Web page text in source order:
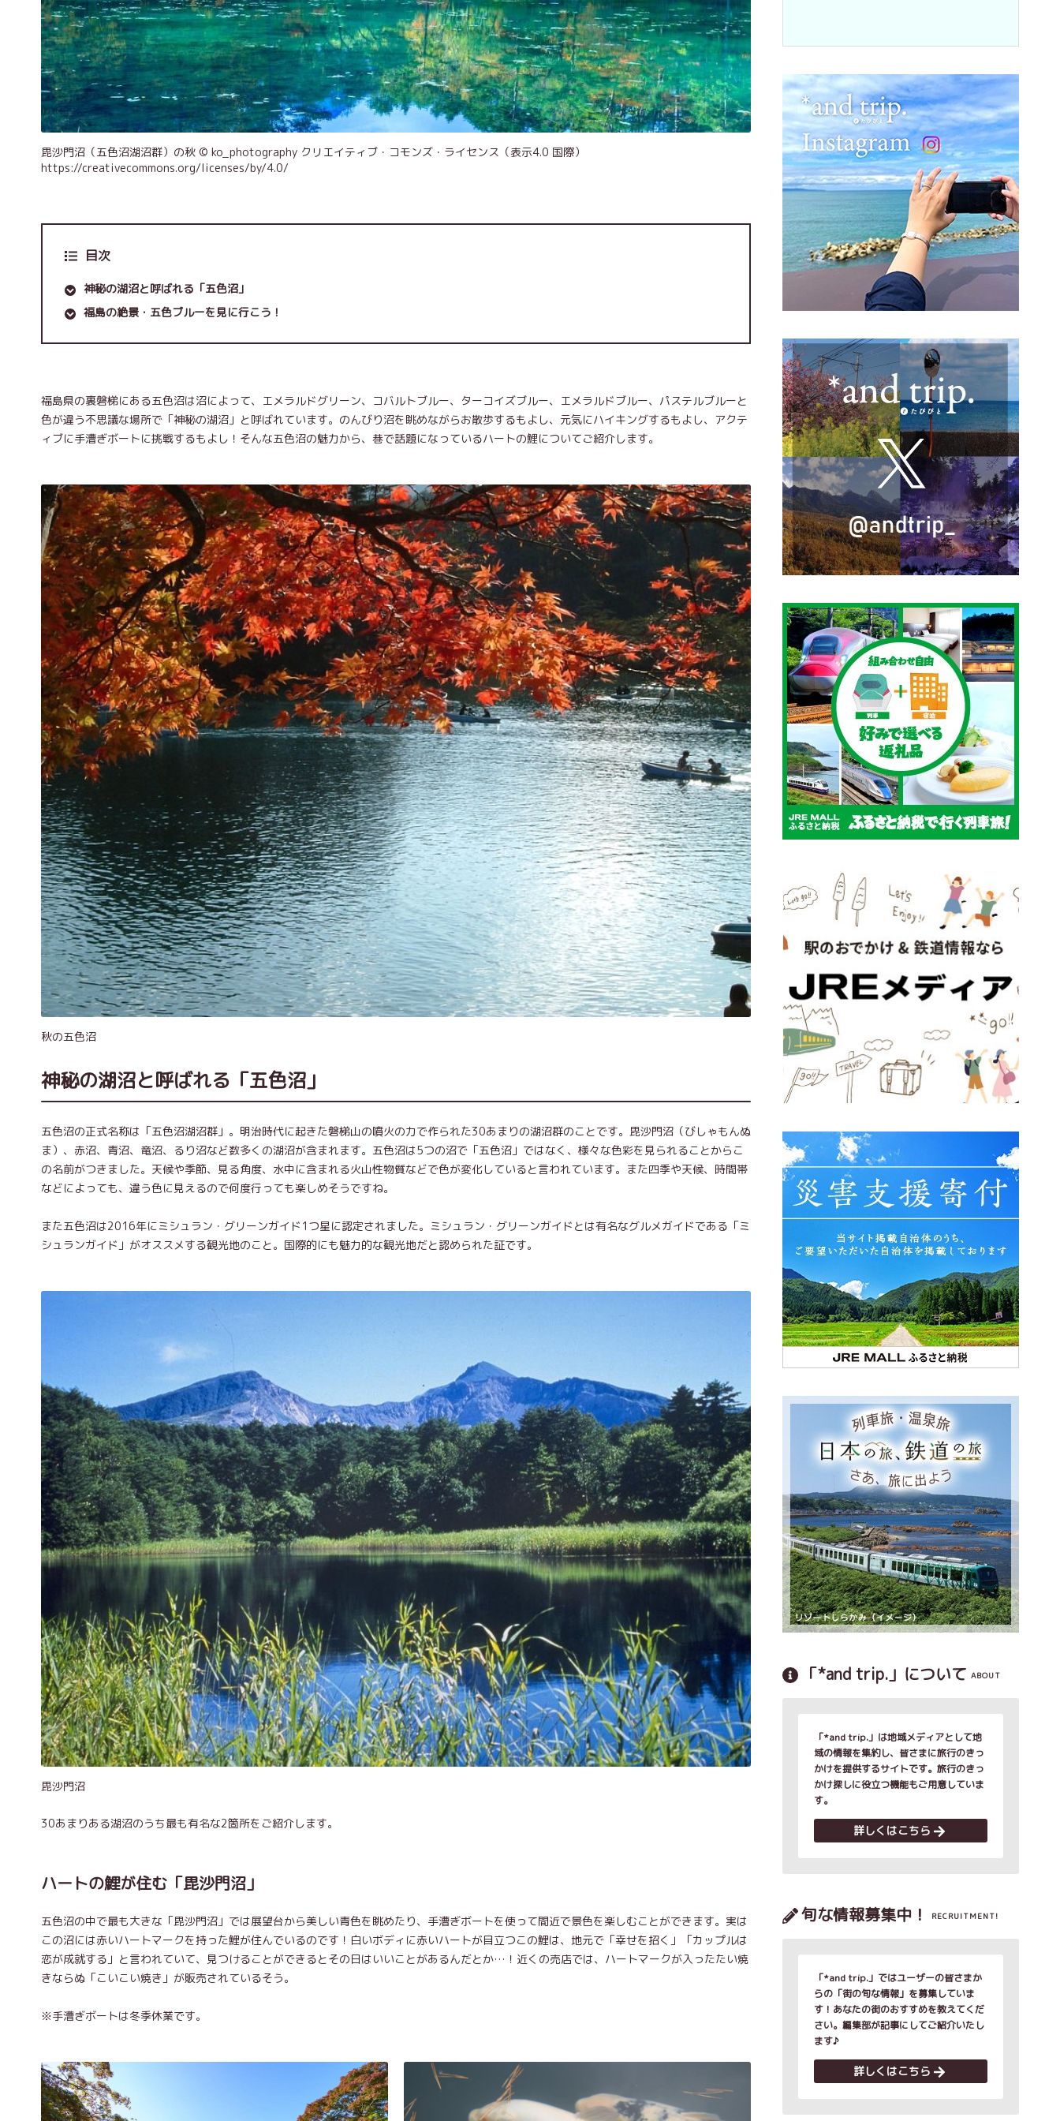
毘沙門沼（五色沼湖沼群）の秋 © ko_photography クリエイティブ・コモンズ・ライセンス（表示4.0 国際）
https://creativecommons.org/licenses/by/4.0/
目次
神秘の湖沼と呼ばれる「五色沼」
福島の絶景・五色ブルーを見に行こう！
福島県の裏磐梯にある五色沼は沼によって、エメラルドグリーン、コバルトブルー、ターコイズブルー、エメラルドブルー、パステルブルーと
色が違う不思議な場所で「神秘の湖沼」と呼ばれています。のんびり沼を眺めながらお散歩するもよし、元気にハイキングするもよし、アクテ
ィブに手漕ぎボートに挑戦するもよし！そんな五色沼の魅力から、巷で話題になっているハートの鯉についてご紹介します。
秋の五色沼
神秘の湖沼と呼ばれる「五色沼」
五色沼の正式名称は「五色沼湖沼群」。明治時代に起きた磐梯山の噴火の力で作られた30あまりの湖沼群のことです。毘沙門沼（びしゃもんぬ
ま）、赤沼、青沼、竜沼、るり沼など数多くの湖沼が含まれます。五色沼は5つの沼で「五色沼」ではなく、様々な色彩を見られることからこ
の名前がつきました。天候や季節、見る角度、水中に含まれる火山性物質などで色が変化していると言われています。また四季や天候、時間帯
などによっても、違う色に見えるので何度行っても楽しめそうですね。
また五色沼は2016年にミシュラン・グリーンガイド1つ星に認定されました。ミシュラン・グリーンガイドとは有名なグルメガイドである「ミ
シュランガイド」がオススメする観光地のこと。国際的にも魅力的な観光地だと認められた証です。
毘沙門沼
30あまりある湖沼のうち最も有名な2箇所をご紹介します。
ハートの鯉が住む「毘沙門沼」
五色沼の中で最も大きな「毘沙門沼」では展望台から美しい青色を眺めたり、手漕ぎボートを使って間近で景色を楽しむことができます。実は
この沼には赤いハートマークを持った鯉が住んでいるのです！白いボディに赤いハートが目立つこの鯉は、地元で「幸せを招く」「カップルは
恋が成就する」と言われていて、見つけることができるとその日はいいことがあるんだとか…！近くの売店では、ハートマークが入ったたい焼
きならぬ「こいこい焼き」が販売されているそう。
※手漕ぎボートは冬季休業です。
「*and trip.」について ABOUT
「*and trip.」は地域メディアとして地
域の情報を集約し、皆さまに旅行のきっ
かけを提供するサイトです。旅行のきっ
かけ探しに役立つ機能もご用意していま
す。
詳しくはこちら
旬な情報募集中！ RECRUITMENT!
「*and trip.」ではユーザーの皆さまか
らの「街の旬な情報」を募集していま
す！あなたの街のおすすめを教えてくだ
さい。編集部が記事にしてご紹介いたし
ます♪
詳しくはこちら